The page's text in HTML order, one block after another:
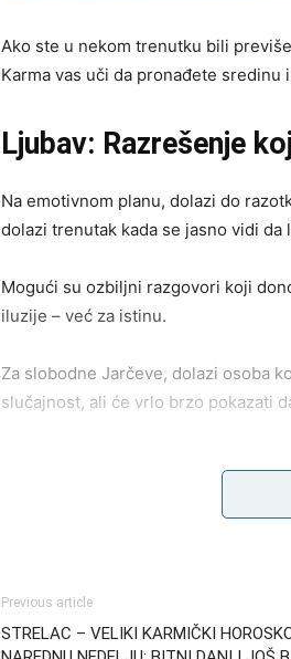
Ako ste u nekom trenutku bili
Karma vas uči da pronađete
Ljubav: Razrešenje
Na emotivnom planu, dolazi do
dolazi trenutak kada se jasno vidi
Mogući su ozbiljni razgovori koji
iluzije – već za istinu.
Za slobodne Jarčeve, dolazi osoba
slučajnost, ali će vrlo brzo pokazati
Posao i novac: Veliki
Neko može pokušati da ospori vaš
je vaše – neće vam moći biti oduzeto.
Previous article
STRELAC – VELIKI KARMIČKI